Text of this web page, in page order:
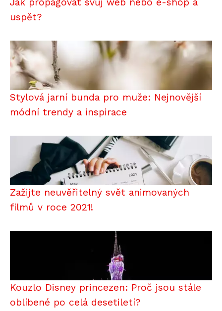
uspět?
Stylová jarní bunda pro muže: Nejnovější
módní trendy a inspirace
Zažijte neuvěřitelný svět animovaných
filmů v roce 2021!
Kouzlo Disney princezen: Proč jsou stále
oblíbené po celá desetiletí?